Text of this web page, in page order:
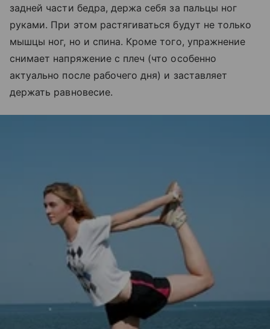
задней части бедра, держа себя за пальцы ног
руками. При этом растягиваться будут не только
мышцы ног, но и спина. Кроме того, упражнение
снимает напряжение с плеч (что особенно
актуально после рабочего дня) и заставляет
держать равновесие.